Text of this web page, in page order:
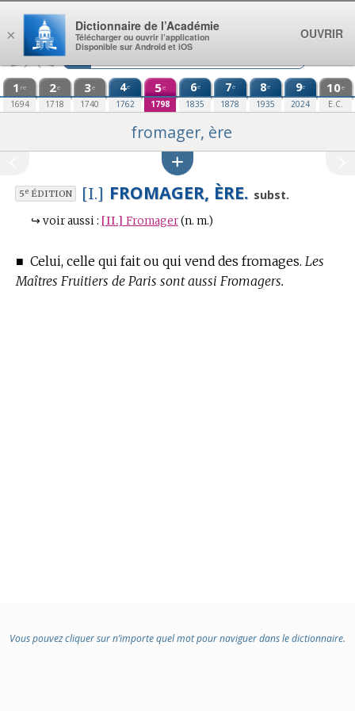
Aller au contenu
1 re
1694
2e
1718
3e
1740
4e
1762
5e
1798
6e
1835
7e
1878
8e
1935
9e
2024
10e
E.C.
fromager, ère
5eÉDITION [I.] FROMAGER, ÈRE. subst.
↪ voir aussi : [II.] Fromager (n. m.)
■ Celui, celle qui fait ou qui vend des fromages. Les
Maîtres Fruitiers de Paris sont aussi Fromagers.
Vous pouvez cliquer sur n’importe quel mot pour naviguer dans le dictionnaire.
×
Dictionnaire de l’Académie
Télécharger ou ouvrir l’application
Disponible sur Android et iOS
OUVRIR